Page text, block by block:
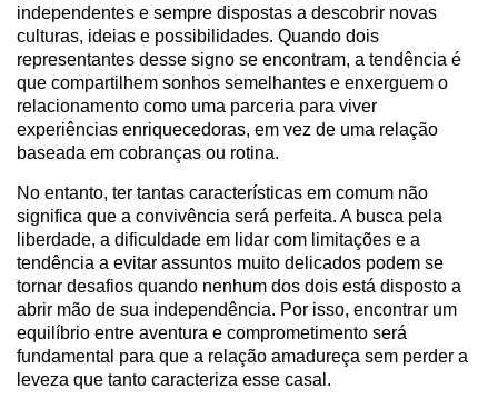
independentes e sempre dispostas a descobrir novas
culturas, ideias e possibilidades. Quando dois
representantes desse signo se encontram, a tendência é
que compartilhem sonhos semelhantes e enxerguem o
relacionamento como uma parceria para viver
experiências enriquecedoras, em vez de uma relação
baseada em cobranças ou rotina.
No entanto, ter tantas características em comum não
significa que a convivência será perfeita. A busca pela
liberdade, a dificuldade em lidar com limitações e a
tendência a evitar assuntos muito delicados podem se
tornar desafios quando nenhum dos dois está disposto a
abrir mão de sua independência. Por isso, encontrar um
equilíbrio entre aventura e comprometimento será
fundamental para que a relação amadureça sem perder a
leveza que tanto caracteriza esse casal.